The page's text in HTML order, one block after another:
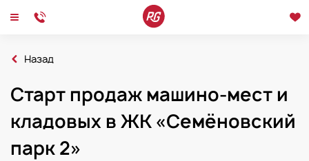
Старт продаж машино-мест и кладовых в ЖК «Семёновский парк 2»
Интервью Мероприятия
Назад
Старт продаж машино-мест и
кладовых в ЖК «Семёновский
парк 2»